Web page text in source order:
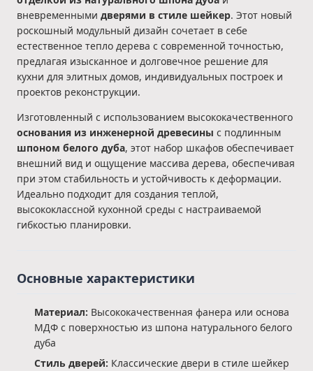
вневременными дверями в стиле шейкер. Этот новый
роскошный модульный дизайн сочетает в себе
естественное тепло дерева с современной точностью,
предлагая изысканное и долговечное решение для
кухни для элитных домов, индивидуальных построек и
проектов реконструкции.
Изготовленный с использованием высококачественного
основания из инженерной древесины с подлинным
шпоном белого дуба, этот набор шкафов обеспечивает
внешний вид и ощущение массива дерева, обеспечивая
при этом стабильность и устойчивость к деформации.
Идеально подходит для создания теплой,
высококлассной кухонной среды с настраиваемой
гибкостью планировки.
Основные характеристики
Материал: Высококачественная фанера или основа
МДФ с поверхностью из шпона натурального белого
дуба
Стиль дверей: Классические двери в стиле шейкер